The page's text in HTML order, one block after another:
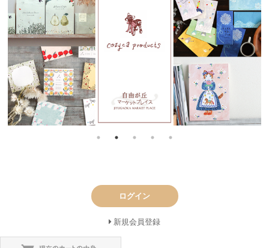
ログイン
新規会員登録